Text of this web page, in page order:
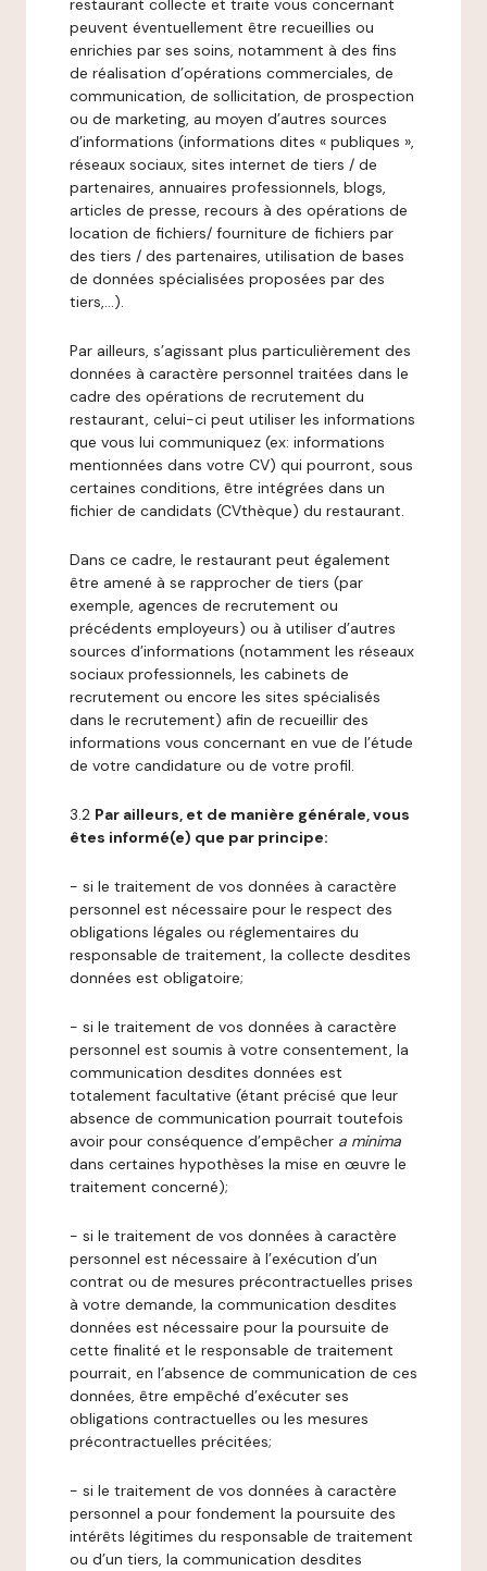
restaurant collecte et traite vous concernant
peuvent éventuellement être recueillies ou
enrichies par ses soins, notamment à des fins
de réalisation d’opérations commerciales, de
communication, de sollicitation, de prospection
ou de marketing, au moyen d’autres sources
d’informations (informations dites « publiques »,
réseaux sociaux, sites internet de tiers / de
partenaires, annuaires professionnels, blogs,
articles de presse, recours à des opérations de
location de fichiers/ fourniture de fichiers par
des tiers / des partenaires, utilisation de bases
de données spécialisées proposées par des
tiers,…).
Par ailleurs, s’agissant plus particulièrement des
données à caractère personnel traitées dans le
cadre des opérations de recrutement du
restaurant, celui-ci peut utiliser les informations
que vous lui communiquez (ex: informations
mentionnées dans votre CV) qui pourront, sous
certaines conditions, être intégrées dans un
fichier de candidats (CVthèque) du restaurant.
Dans ce cadre, le restaurant peut également
être amené à se rapprocher de tiers (par
exemple, agences de recrutement ou
précédents employeurs) ou à utiliser d’autres
sources d’informations (notamment les réseaux
sociaux professionnels, les cabinets de
recrutement ou encore les sites spécialisés
dans le recrutement) afin de recueillir des
informations vous concernant en vue de l’étude
de votre candidature ou de votre profil.
3.2 Par ailleurs, et de manière générale, vous
êtes informé(e) que par principe:
- si le traitement de vos données à caractère
personnel est nécessaire pour le respect des
obligations légales ou réglementaires du
responsable de traitement, la collecte desdites
données est obligatoire;
- si le traitement de vos données à caractère
personnel est soumis à votre consentement, la
communication desdites données est
totalement facultative (étant précisé que leur
absence de communication pourrait toutefois
avoir pour conséquence d’empêcher a minima
dans certaines hypothèses la mise en œuvre le
traitement concerné);
- si le traitement de vos données à caractère
personnel est nécessaire à l’exécution d’un
contrat ou de mesures précontractuelles prises
à votre demande, la communication desdites
données est nécessaire pour la poursuite de
cette finalité et le responsable de traitement
pourrait, en l’absence de communication de ces
données, être empêché d’exécuter ses
obligations contractuelles ou les mesures
précontractuelles précitées;
- si le traitement de vos données à caractère
personnel a pour fondement la poursuite des
intérêts légitimes du responsable de traitement
ou d’un tiers, la communication desdites